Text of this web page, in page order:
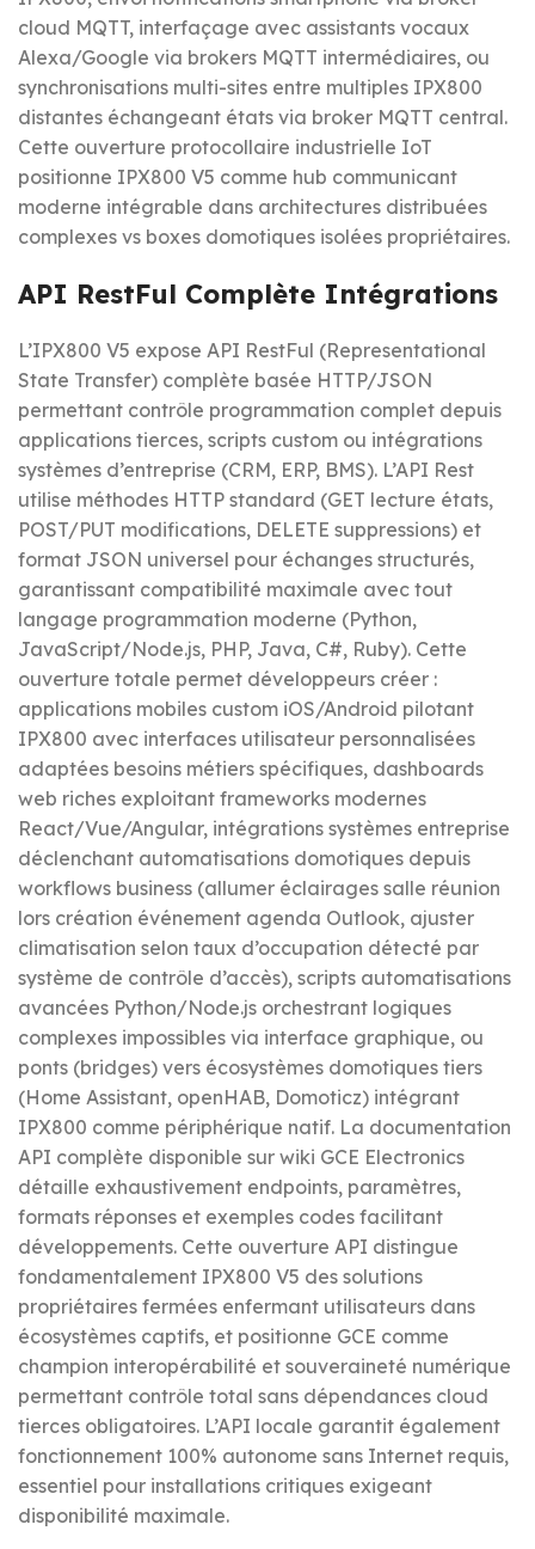
cloud MQTT, interfaçage avec assistants vocaux
Alexa/Google via brokers MQTT intermédiaires, ou
synchronisations multi-sites entre multiples IPX800
distantes échangeant états via broker MQTT central.
Cette ouverture protocollaire industrielle IoT
positionne IPX800 V5 comme hub communicant
moderne intégrable dans architectures distribuées
complexes vs boxes domotiques isolées propriétaires.
API RestFul Complète Intégrations
L’IPX800 V5 expose API RestFul (Representational
State Transfer) complète basée HTTP/JSON
permettant contrôle programmation complet depuis
applications tierces, scripts custom ou intégrations
systèmes d’entreprise (CRM, ERP, BMS). L’API Rest
utilise méthodes HTTP standard (GET lecture états,
POST/PUT modifications, DELETE suppressions) et
format JSON universel pour échanges structurés,
garantissant compatibilité maximale avec tout
langage programmation moderne (Python,
JavaScript/Node.js, PHP, Java, C#, Ruby). Cette
ouverture totale permet développeurs créer :
applications mobiles custom iOS/Android pilotant
IPX800 avec interfaces utilisateur personnalisées
adaptées besoins métiers spécifiques, dashboards
web riches exploitant frameworks modernes
React/Vue/Angular, intégrations systèmes entreprise
déclenchant automatisations domotiques depuis
workflows business (allumer éclairages salle réunion
lors création événement agenda Outlook, ajuster
climatisation selon taux d’occupation détecté par
système de contrôle d’accès), scripts automatisations
avancées Python/Node.js orchestrant logiques
complexes impossibles via interface graphique, ou
ponts (bridges) vers écosystèmes domotiques tiers
(Home Assistant, openHAB, Domoticz) intégrant
IPX800 comme périphérique natif. La documentation
API complète disponible sur wiki GCE Electronics
détaille exhaustivement endpoints, paramètres,
formats réponses et exemples codes facilitant
développements. Cette ouverture API distingue
fondamentalement IPX800 V5 des solutions
propriétaires fermées enfermant utilisateurs dans
écosystèmes captifs, et positionne GCE comme
champion interopérabilité et souveraineté numérique
permettant contrôle total sans dépendances cloud
tierces obligatoires. L’API locale garantit également
fonctionnement 100% autonome sans Internet requis,
essentiel pour installations critiques exigeant
disponibilité maximale.